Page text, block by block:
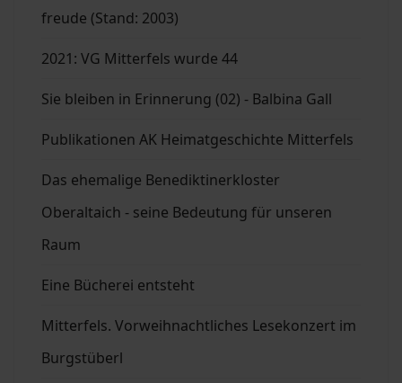
freude (Stand: 2003)
2021: VG Mitterfels wurde 44
Sie bleiben in Erinnerung (02) - Balbina Gall
Publikationen AK Heimatgeschichte Mitterfels
Das ehemalige Benediktinerkloster
Oberaltaich - seine Bedeutung für unseren
Raum
Eine Bücherei entsteht
Mitterfels. Vorweihnachtliches Lesekonzert im
Burgstüberl